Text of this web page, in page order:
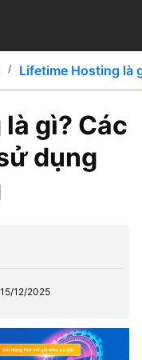
/ Lifetime Hosting là
gì? Các
dụng
15/12/2025